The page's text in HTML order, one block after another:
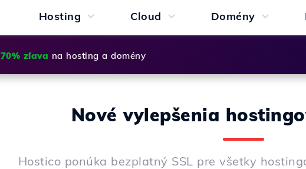
Hosting Cloud Domény
70% zľava na hosting a domény
Nové vylepšenia
Hostico ponúka bezplatný SSL pre všetky